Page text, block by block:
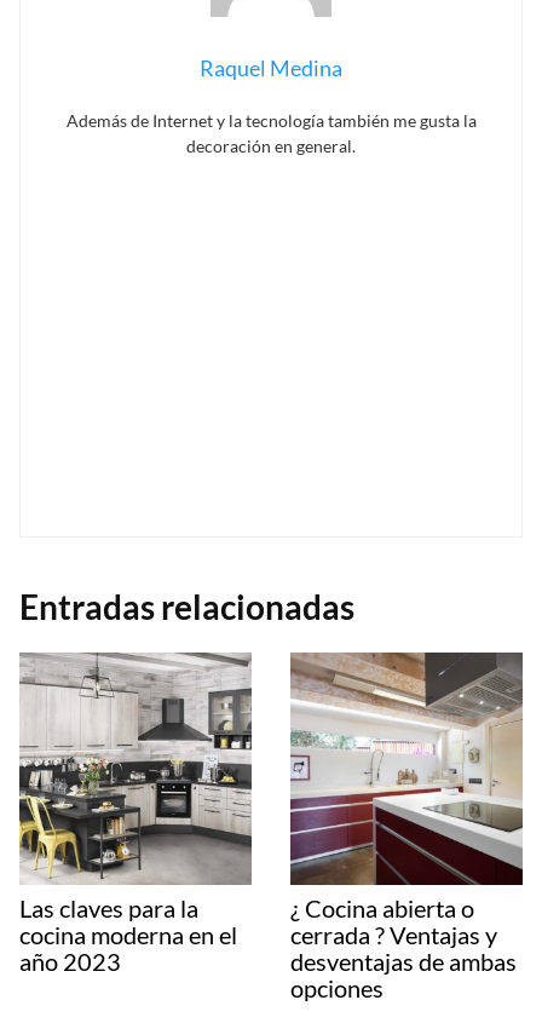
Raquel Medina
Además de Internet y la tecnología también me gusta la
decoración en general.
Entradas relacionadas
Las claves para la
cocina moderna en el
año 2023
¿ Cocina abierta o
cerrada ? Ventajas y
desventajas de ambas
opciones